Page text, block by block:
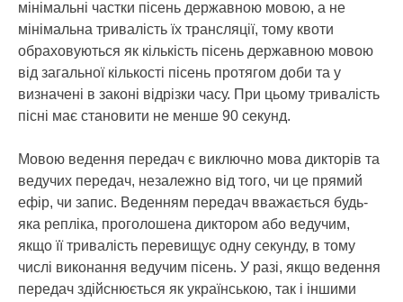
мінімальні частки пісень державною мовою, а не
мінімальна тривалість їх трансляції, тому квоти
обраховуються як кількість пісень державною мовою
від загальної кількості пісень протягом доби та у
визначені в законі відрізки часу. При цьому тривалість
пісні має становити не менше 90 секунд.
Мовою ведення передач є виключно мова дикторів та
ведучих передач, незалежно від того, чи це прямий
ефір, чи запис. Веденням передач вважається будь-
яка репліка, проголошена диктором або ведучим,
якщо її тривалість перевищує одну секунду, в тому
числі виконання ведучим пісень. У разі, якщо ведення
передач здійснюється як українською, так і іншими